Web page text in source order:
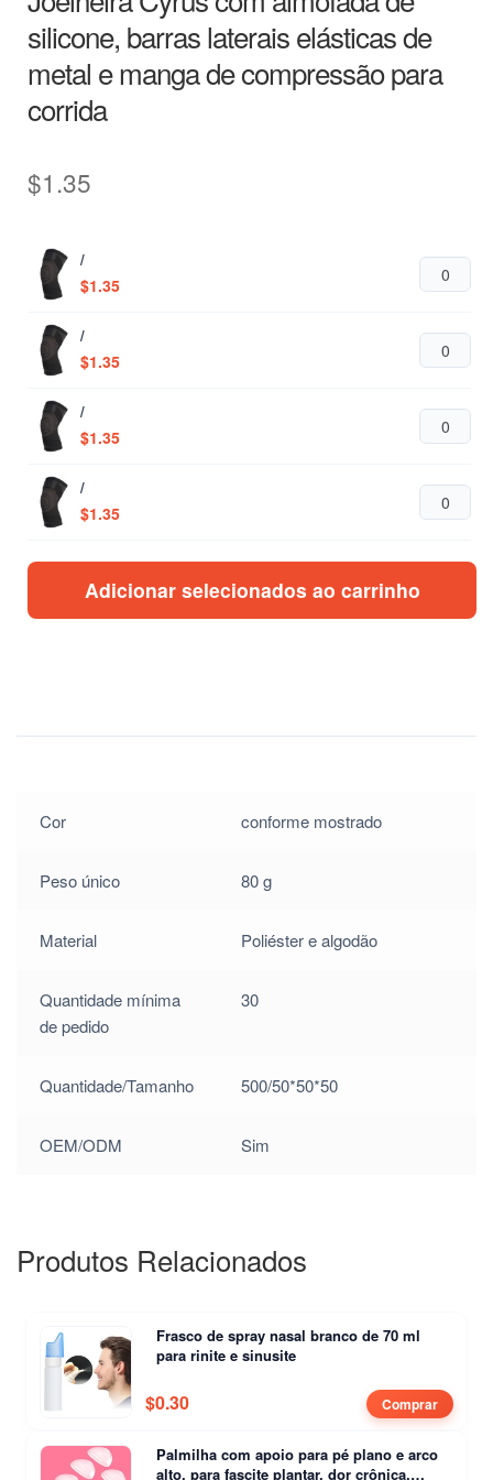
silicone, barras laterais elásticas de
metal e manga de compressão para
corrida
$1.35
/
$1.35
/
$1.35
/
$1.35
/
$1.35
/
$1.35
$1.35
$1.35
/
/
/
$1.35
1.35
Adicionar selecionados ao carrinho
Cor conforme mostrado
Peso único 80 g
Material Poliéster e algodão
Quantidade mínima
de pedido
30
Quantidade/Tamanho 500/50*50*50
OEM/ODM Sim
Produtos Relacionados
Frasco de spray nasal branco de 70 ml
para rinite e sinusite
$0.30 Comprar
Palmilha com apoio para pé plano e arco
alto, para fascite plantar, dor crônica,